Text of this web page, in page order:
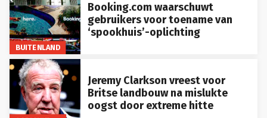
BUITENLAND
Booking.com waarschuwt
gebruikers voor toename van
‘spookhuis’-oplichting
Jeremy Clarkson vreest voor
Britse landbouw na mislukte
oogst door extreme hitte